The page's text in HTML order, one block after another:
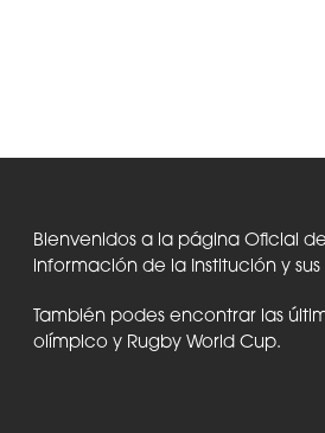
Bienvenidos a la página Oficial
información de la Institución y
También podes encontrar las
olímpico y Rugby World Cup.